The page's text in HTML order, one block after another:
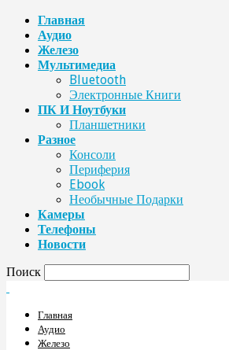
Главная
Аудио
Железо
Мультимедиа
Bluetooth
Электронные Книги
ПК И Ноутбуки
Планшетники
Разное
Консоли
Периферия
Ebook
Необычные Подарки
Камеры
Телефоны
Новости
Поиск
Главная
Аудио
Железо